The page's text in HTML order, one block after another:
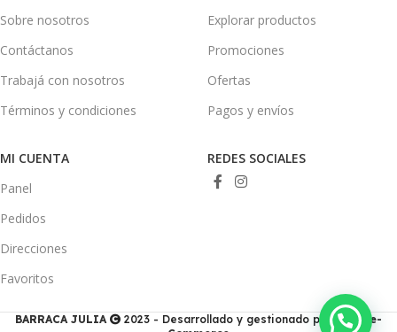
Sobre nosotros
Contáctanos
Trabajá con nosotros
Términos y condiciones
Explorar productos
Promociones
Ofertas
Pagos y envíos
MI CUENTA
Panel
Pedidos
Direcciones
Favoritos
REDES SOCIALES
BARRACA JULIA 2023 - Desarrollado y gestionado por Ducis e-